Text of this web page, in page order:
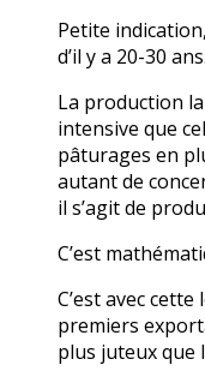
Petite
d’il y a 20-30 ans.
La production
intensive que
pâturages en
autant de
il s’agit de
C’est
C’est avec
premiers
plus juteux que